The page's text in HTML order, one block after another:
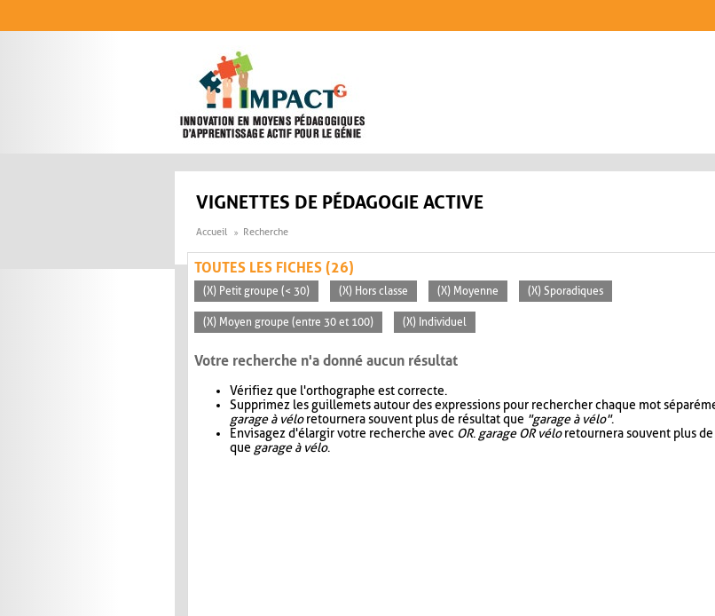
VIGNETTES DE PÉDAGOGIE ACTIVE
Accueil Recherche
TOUTES LES FICHES (26)
(X) Petit groupe (< 30) (X) Hors classe (X) Moyenne (X) Sporadiques
(X) Moyen groupe (entre 30 et 100) (X) Individuel
Votre recherche n'a donné aucun résultat
Vérifiez que l'orthographe est correcte.
Supprimez les guillemets autour des expressions pour rechercher chaque mot
garage à véloretournera souvent plus de résultat que "garage à vélo".
Envisagez d'élargir votre recherche avec OR. garage OR véloretournera souvent plus
que garage à vélo.